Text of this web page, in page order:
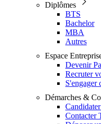
Diplômes
BTS
Bachelor
MBA
Autres
Espace
Devenir
Recruter
S'engager
Démarches &
Contacter